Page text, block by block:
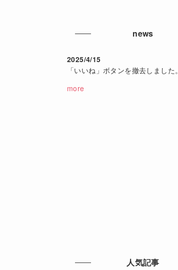
news
2025/4/15
「いいね」ボタンを撤去しました。
more
人気記事